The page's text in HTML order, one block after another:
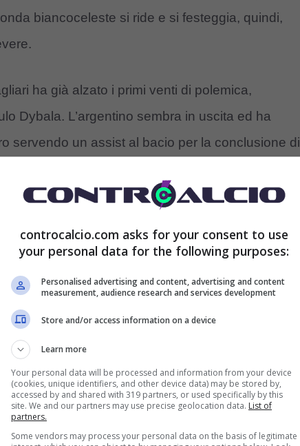
biancoceleste si ride e si festeggia, quindi,
ha già alzato i primi venti di polemica,
Dybala. L’argentino sembra in uscita ed ha
servendo un assist al bacio per la conclusione di
difesa per De Rossi
affrontata anche nella live di Controcalcio Tv, in
il più seguito in Italia. DajeAle, ospite del
De Rossi, pure finito nel mirino della critica.
perché De Rossi non c’entra nulla: il caso
preparare la squadra non in modo corretto
De Rossi” ha sottolineato l’influencer noto
controcalcio.com asks for your consent to use
your personal data for the following purposes:
Personalised advertising and content, advertising and content
measurement, audience research and services development
Store and/or access information on a device
Learn more
Your personal data will be processed and information from your device
(cookies, unique identifiers, and other device data) may be stored by,
accessed by and shared with 319 partners, or used specifically by this
site. We and our partners may use precise geolocation data. List of
partners.
Some vendors may process your personal data on the basis of legitimate